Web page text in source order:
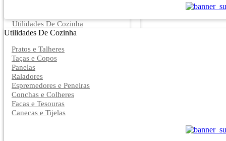
Utilidades De Cozinha
Utilidades De Cozinha
Pratos e Talheres
Taças e Copos
Panelas
Raladores
Espremedores e Peneiras
Conchas e Colheres
Facas e Tesouras
Canecas e Tijelas